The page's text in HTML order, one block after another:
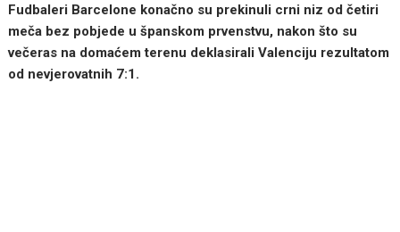
Fudbaleri Barcelone konačno su prekinuli crni niz od četiri
meča bez pobjede u španskom prvenstvu, nakon što su
večeras na domaćem terenu deklasirali Valenciju rezultatom
od nevjerovatnih 7:1.